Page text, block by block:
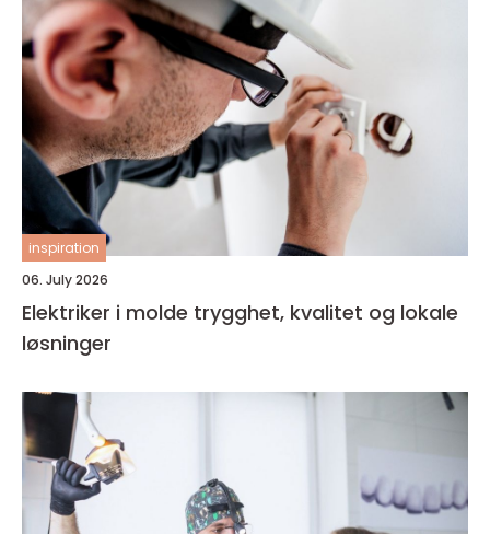
inspiration
06. July 2026
Elektriker i molde trygghet, kvalitet og lokale
løsninger